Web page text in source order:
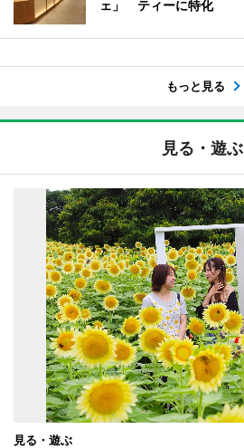
ェ」 ティーに特化
もっと見る
見る・遊ぶ
見る・遊ぶ